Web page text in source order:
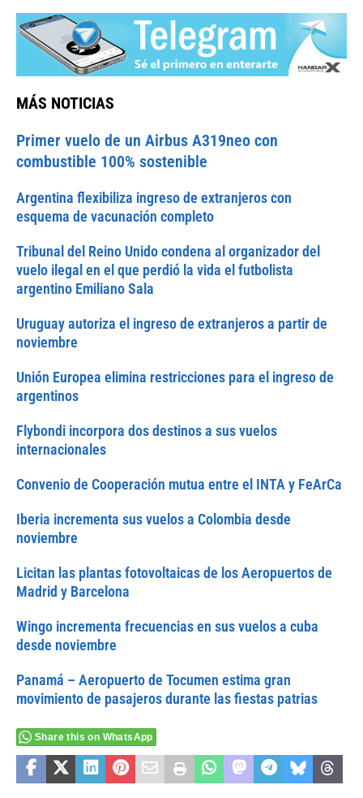
MÁS NOTICIAS
Primer vuelo de un Airbus A319neo con
combustible 100% sostenible
Argentina flexibiliza ingreso de extranjeros con
esquema de vacunación completo
Tribunal del Reino Unido condena al organizador del
vuelo ilegal en el que perdió la vida el futbolista
argentino Emiliano Sala
Uruguay autoriza el ingreso de extranjeros a partir de
noviembre
Unión Europea elimina restricciones para el ingreso de
argentinos
Flybondi incorpora dos destinos a sus vuelos
internacionales
Convenio de Cooperación mutua entre el INTA y FeArCa
Iberia incrementa sus vuelos a Colombia desde
noviembre
Licitan las plantas fotovoltaicas de los Aeropuertos de
Madrid y Barcelona
Wingo incrementa frecuencias en sus vuelos a cuba
desde noviembre
Panamá – Aeropuerto de Tocumen estima gran
movimiento de pasajeros durante las fiestas patrias
Share this on WhatsApp